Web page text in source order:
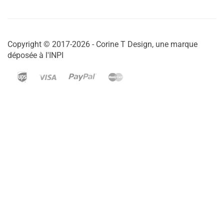
Copyright © 2017-2026 - Corine T Design, une marque
déposée à l'INPI